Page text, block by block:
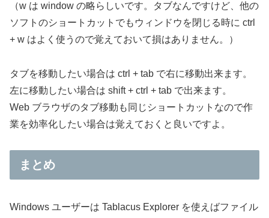
（w は window の略らしいです。タブなんですけど、他の
ソフトのショートカットでもウィンドウを閉じる時に ctrl
+ w はよく使うので覚えておいて損はありません。）
タブを移動したい場合は ctrl + tab で右に移動出来ます。
左に移動したい場合は shift + ctrl + tab で出来ます。
Web ブラウザのタブ移動も同じショートカットなので作
業を効率化したい場合は覚えておくと良いですよ。
まとめ
Windows ユーザーは Tablacus Explorer を使えばファイル